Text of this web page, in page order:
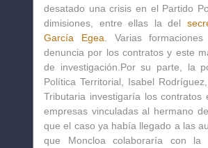
desatado una crisis en el Partido
dimisiones, entre ellas la del
García Egea.
Varias
denuncia por los contratos y este
de investigación.Por su parte, la
Política Territorial, Isabel
Tributaria investigaría los
empresas vinculadas al hermano
que el caso ya había llegado a las
que Moncloa colaboraría con la